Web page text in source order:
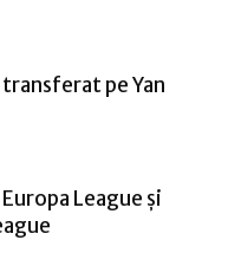
pe Yan
League şi